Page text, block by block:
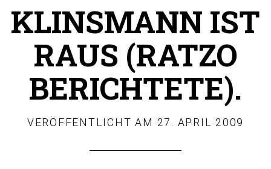
KLINSMANN IST
RAUS (RATZO
BERICHTETE).
VERÖFFENTLICHT AM 27. APRIL 2009